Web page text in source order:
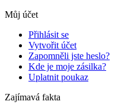
Můj účet
Přihlásit se
Vytvořit účet
Zapomněli jste heslo?
Kde je moje zásilka?
Uplatnit poukaz
Zajímavá fakta